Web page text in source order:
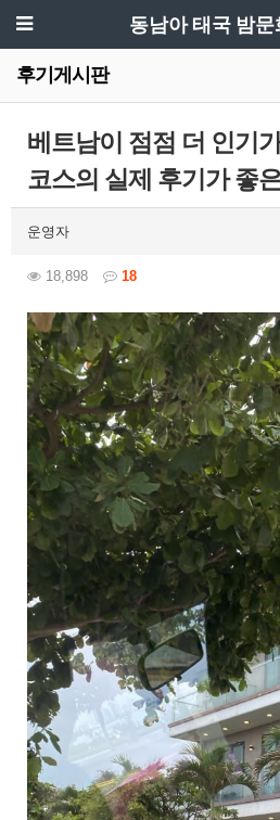
동남아 태국 밤
후기게시판
베트남이 점점 더 인기
코스의 실제 후기가 좋
운영자
18,898 18